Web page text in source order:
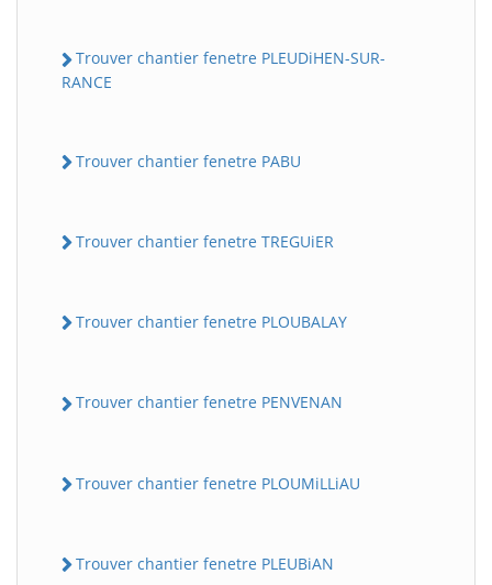
Trouver chantier fenetre PLEUDiHEN-SUR-
RANCE
Trouver chantier fenetre PABU
Trouver chantier fenetre TREGUiER
Trouver chantier fenetre PLOUBALAY
Trouver chantier fenetre PENVENAN
Trouver chantier fenetre PLOUMiLLiAU
Trouver chantier fenetre PLEUBiAN